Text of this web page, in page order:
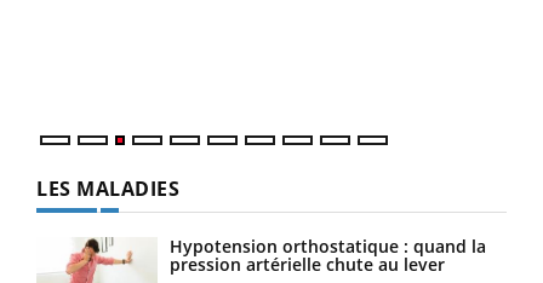
LES MALADIES
Hypotension orthostatique : quand la
pression artérielle chute au lever